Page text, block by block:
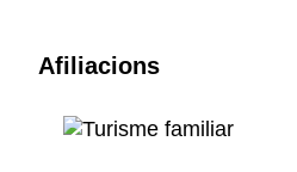
Afiliacions